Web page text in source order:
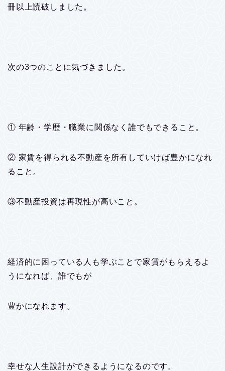
冊以上読破しました。
次の3つのことに気づきました。
① 年齢・学歴・職業に関係なく誰でもできること。
② 家賃を得られる不動産を所有していけば豊かになれ
ること。
③不動産投資は再現性が高いこと。
経済的に困っている人も学ぶことで家賃がもらえるよ
うになれば、誰でもが
豊かになれます。
幸せな人生設計ができるようになるのです。